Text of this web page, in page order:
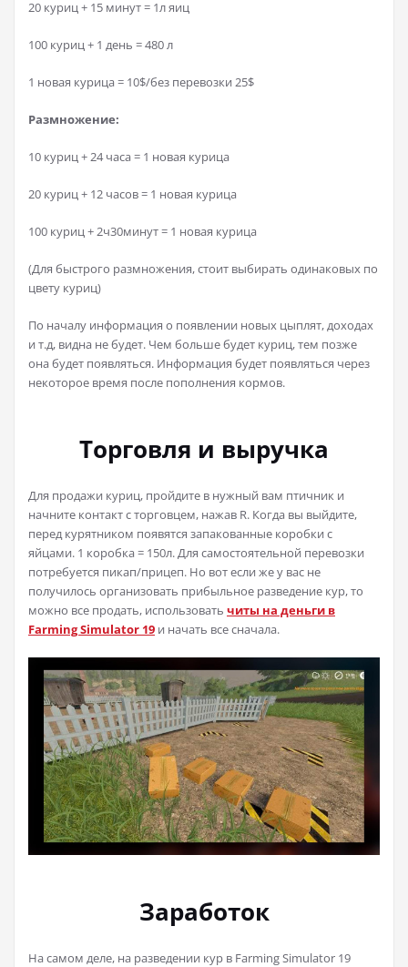
20 куриц + 15 минут = 1л яиц
100 куриц + 1 день = 480 л
1 новая курица = 10$/без перевозки 25$
Размножение:
10 куриц + 24 часа = 1 новая курица
20 куриц + 12 часов = 1 новая курица
100 куриц + 2ч30минут = 1 новая курица
(Для быстрого размножения, стоит выбирать одинаковых по
цвету куриц)
По началу информация о появлении новых цыплят, доходах
и т.д, видна не будет. Чем больше будет куриц, тем позже
она будет появляться. Информация будет появляться через
некоторое время после пополнения кормов.
Торговля и выручка
Для продажи куриц, пройдите в нужный вам птичник и
начните контакт с торговцем, нажав R. Когда вы выйдите,
перед курятником появятся запакованные коробки с
яйцами. 1 коробка = 150л. Для самостоятельной перевозки
потребуется пикап/прицеп. Но вот если же у вас не
получилось организовать прибыльное разведение кур, то
можно все продать, использовать читы на деньги в
Farming Simulator 19 и начать все сначала.
Заработок
На самом деле, на разведении кур в Farming Simulator 19